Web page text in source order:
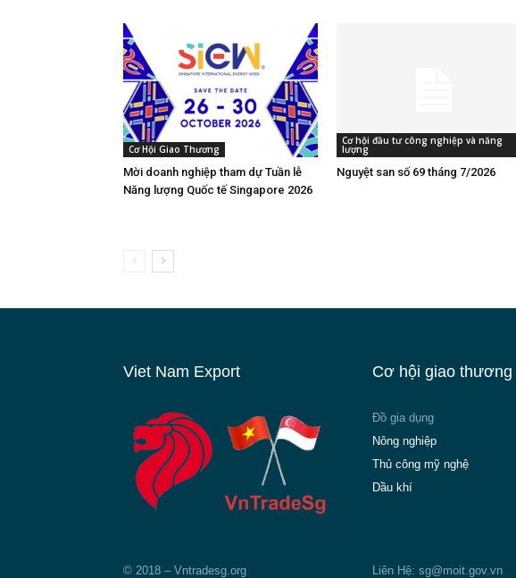
Cơ Hội Giao Thương
Mời doanh nghiệp tham dự Tuần lễ
Năng lượng Quốc tế Singapore 2026
Cơ hội đầu tư công nghiệp và năng
lượng
Nguyệt san số 69 tháng 7/2026
Viet Nam Export Cơ hội giao thương
Đồ gia dụng
Nông nghiệp
Thủ công mỹ nghệ
Dầu khí
© 2018 – Vntradesg.org Liên Hệ: sg@moit.gov.vn